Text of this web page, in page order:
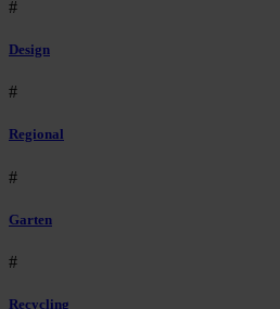
#
Design
#
Regional
#
Garten
#
Recycling